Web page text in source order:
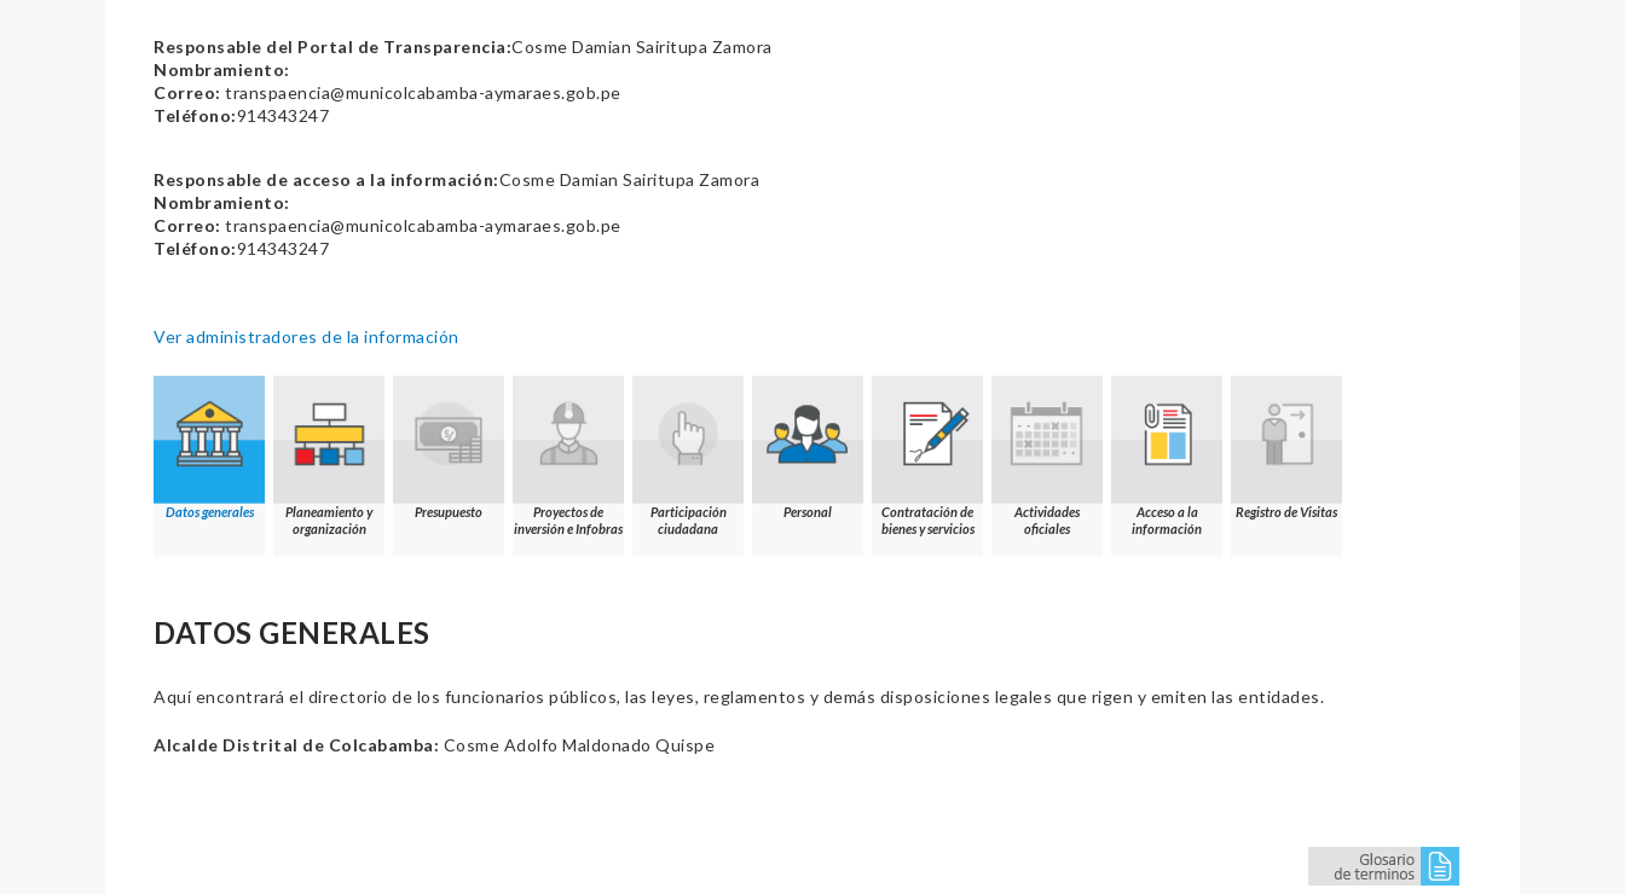
Responsable del Portal de Transparencia:Cosme Damian Sairitupa Zamora
Nombramiento:
Correo: transpaencia@municolcabamba-aymaraes.gob.pe
Teléfono:914343247
Responsable de acceso a la información:Cosme Damian Sairitupa Zamora
Nombramiento:
Correo: transpaencia@municolcabamba-aymaraes.gob.pe
Teléfono:914343247
Ver administradores de la información
Datos generales
Planeamiento y
organización
Presupuesto
Proyectos de
inversión e Infobras
Participación
ciudadana
Personal
Contratación de
bienes y servicios
Actividades
oficiales
Acceso a la
información
Registro de Visitas
DATOS GENERALES
Aquí encontrará el directorio de los funcionarios públicos, las leyes, reglamentos y demás disposiciones legales que rigen y emiten las entidades.
Alcalde Distrital de Colcabamba: Cosme Adolfo Maldonado Quispe